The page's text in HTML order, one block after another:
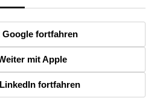
Google fortfahren
mit Apple
fortfahren